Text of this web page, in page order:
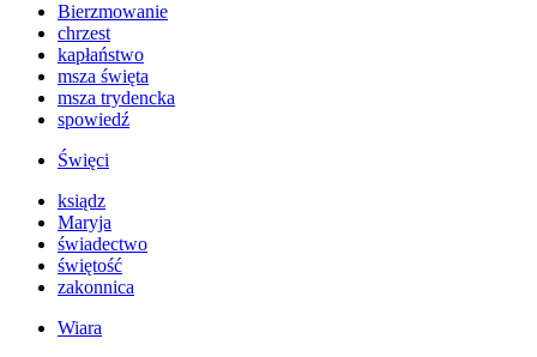
Bierzmowanie
chrzest
kapłaństwo
msza święta
msza trydencka
spowiedź
Święci
ksiądz
Maryja
świadectwo
świętość
zakonnica
Wiara